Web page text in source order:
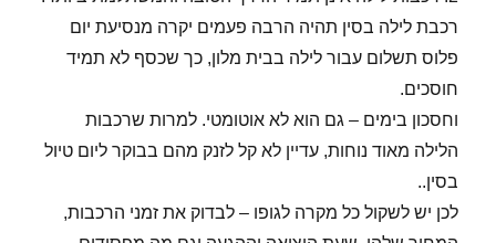
רכבת לילה בסין תהיה הרבה פעמים יקרה מנסיעת יום
פלוס תשלום עבור לילה בבית מלון, כך שכסף לא תמיד
חוסכים.
וחסכון בימים – גם הוא לא אוטומטי. למרות שרכבות
הלילה מאוד נוחות, עדיין לא קל לזנק מהם בבוקר ליום טיול
בסין..
לכן יש לשקול כל מקרה לגופו – לבדוק את זמני הרכבות,